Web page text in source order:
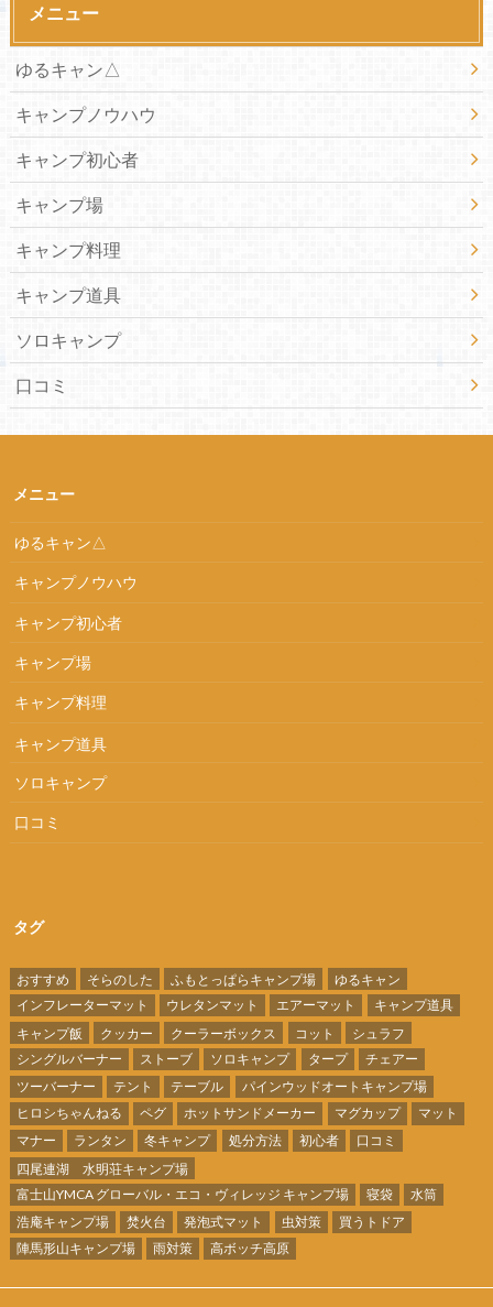
メニュー
ゆるキャン△
キャンプノウハウ
キャンプ初心者
キャンプ場
キャンプ料理
キャンプ道具
ソロキャンプ
口コミ
メニュー
ゆるキャン△
キャンプノウハウ
キャンプ初心者
キャンプ場
キャンプ料理
キャンプ道具
ソロキャンプ
口コミ
タグ
おすすめ そらのした ふもとっぱらキャンプ場
ゆるキャン
インフレーターマット
ウレタンマット エアーマット
キャンプ道具
キャンプ飯
クッカー クーラーボックス コット
シュラフ
シングルバーナー
ストーブ ソロキャンプ タープ
チェアー
ツーバーナー
テント テーブル
パインウッドオートキャンプ場
ヒロシちゃんねる
ペグ ホットサンドメーカー マグカップ
マット
マナー
ランタン 冬キャンプ 処分方法 初心者
口コミ
四尾連湖 水明荘キャンプ場
富士山YMCA グローバル・エコ・ヴィレッジ キャンプ場
寝袋
水筒
浩庵キャンプ場
焚火台 発泡式マット 虫対策
買うトドア
陣馬形山キャンプ場
雨対策 高ボッチ高原